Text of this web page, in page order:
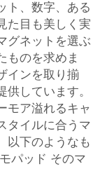
ト、数字、ある
た目も美しく実
グネットを選ぶ
ものを求めま
インを取り揃
しています。
モア溢れるキャ
タイルに合うマ
以下のようなも
パッド そのマ